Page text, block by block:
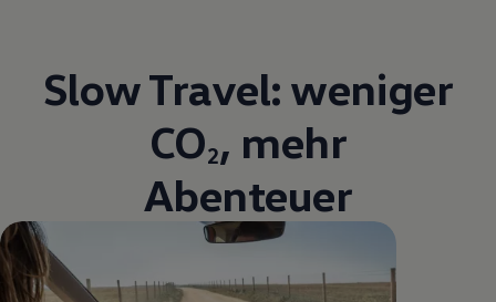
Slow Travel: weniger
CO2, mehr
Abenteuer